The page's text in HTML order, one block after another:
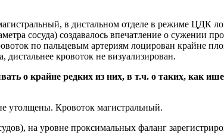
в дистальном отделе в режиме ЦДК
сосуда) создавалось впечатление о сужении
по пальцевым артериям лоцирован крайне
дистальнее кровоток не визуализирован.
о крайне редких из них, в т.ч. о таких, как
утолщены. Кровоток магистральный.
на уровне проксимальных фаланг